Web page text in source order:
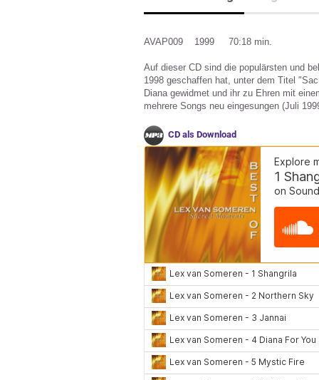
AVAP009 1999 70:18 min.
Auf dieser CD sind die populärsten und
1998 geschaffen hat, unter dem Titel
Diana gewidmet und ihr zu Ehren mit
mehrere Songs neu eingesungen (Juli
CD als Download